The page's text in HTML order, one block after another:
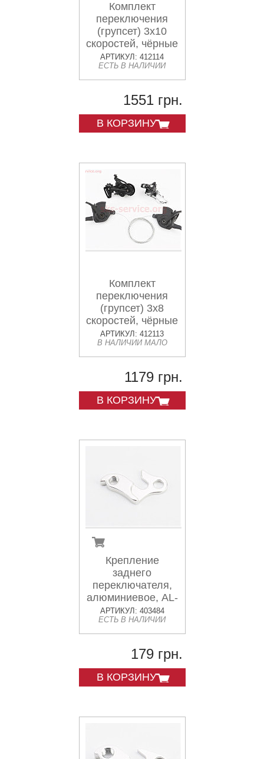
Комплект
переключения
(групсет) 3x10
скоростей, чёрные
A7
АРТИКУЛ: 412114
ЕСТЬ В НАЛИЧИИ
1551 грн.
В КОРЗИНУ
Комплект
переключения
(групсет) 3x8
скоростей, чёрные
A3
АРТИКУЛ: 412113
В НАЛИЧИИ МАЛО
1179 грн.
В КОРЗИНУ
Крепление
заднего
переключателя,
алюминиевое, AL-
03
АРТИКУЛ: 403484
ЕСТЬ В НАЛИЧИИ
179 грн.
В КОРЗИНУ